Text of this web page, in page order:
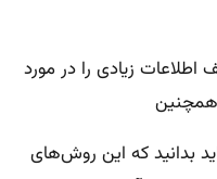
اطلاعات زیادی را در مورد
بدانید که این روش‌های